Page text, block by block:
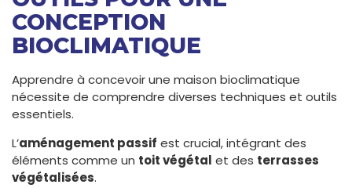
CONCEPTION
BIOCLIMATIQUE
Apprendre à concevoir une maison bioclimatique
nécessite de comprendre diverses techniques et outils
essentiels.
L’aménagement passif est crucial, intégrant des
éléments comme un toit végétal et des terrasses
végétalisées.